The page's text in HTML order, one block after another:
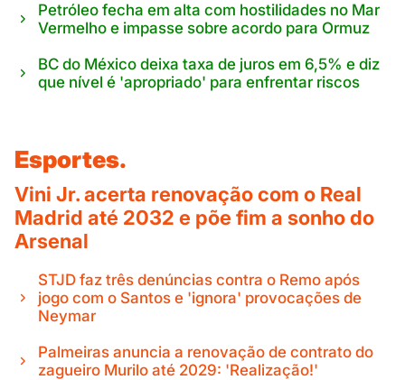
Petróleo fecha em alta com hostilidades no Mar
Vermelho e impasse sobre acordo para Ormuz
BC do México deixa taxa de juros em 6,5% e diz
que nível é 'apropriado' para enfrentar riscos
Esportes.
Vini Jr. acerta renovação com o Real
Madrid até 2032 e põe fim a sonho do
Arsenal
STJD faz três denúncias contra o Remo após
jogo com o Santos e 'ignora' provocações de
Neymar
Palmeiras anuncia a renovação de contrato do
zagueiro Murilo até 2029: 'Realização!'